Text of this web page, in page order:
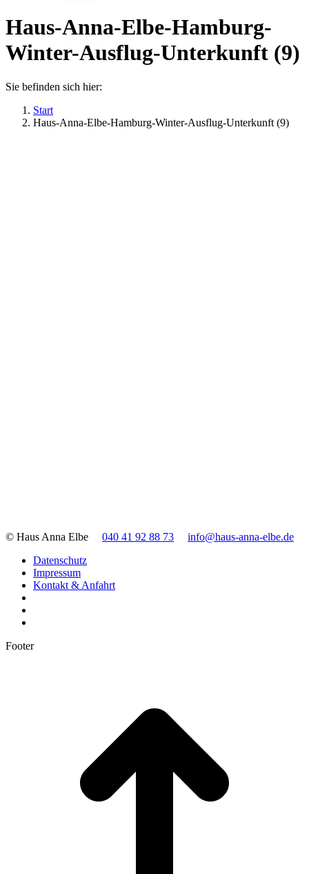
Haus-Anna-Elbe-Hamburg-
Winter-Ausflug-Unterkunft (9)
Sie befinden sich hier:
Start
Haus-Anna-Elbe-Hamburg-Winter-Ausflug-Unterkunft (9)
© Haus Anna Elbe 040 41 92 88 73
info@haus-anna-elbe.de
Datenschutz
Impressum
Kontakt & Anfahrt
Footer